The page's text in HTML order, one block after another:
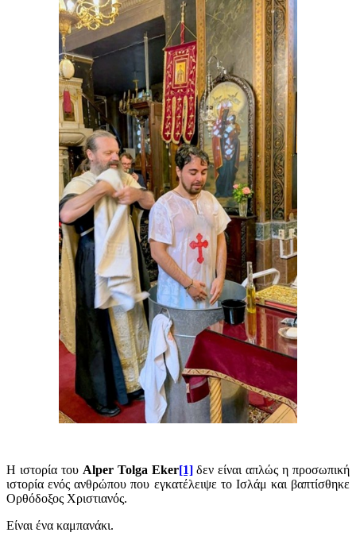
Η ιστορία του AlperTolga Eker[1] δεν είναι απλώς η προσωπική
ιστορία ενός ανθρώπου που εγκατέλειψε το Ισλάμ και βαπτίσθηκε
Ορθόδοξος Χριστιανός.
Είναι ένα καμπανάκι.